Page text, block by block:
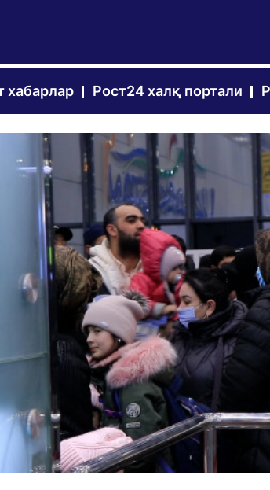
хабарлар Рост24 халқ портали